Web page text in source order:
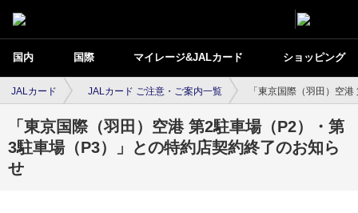
国内 国際 マイレージ&JALカード ショッピング
JALカード JALカード ご注意・ご案内一覧 「東京国際（羽田）空
「東京国際（羽田）空港 第2駐車場（P2）・第
3駐車場（P3）」との特約店契約終了のお知ら
せ